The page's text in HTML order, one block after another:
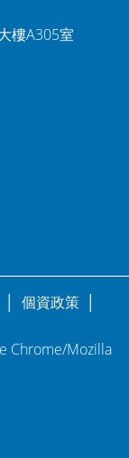
樓A305室
│ 個資政策
Chrome/Mozilla